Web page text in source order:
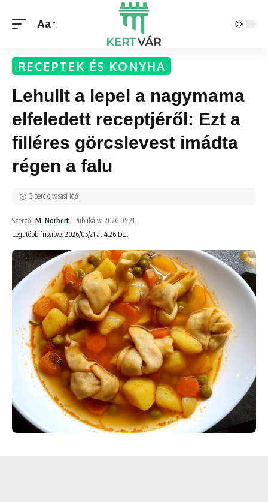
Aa
RECEPTEK ÉS KONYHA
Lehullt a lepel a nagymama
elfeledett receptjéről: Ezt a
filléres görcslevest imádta
régen a falu
Legutóbb frissítve: 2026/05/21 at 4:26 DU.
Szerző: M. Norbert Publikálva 2026.05.21.
3 perc olvasási idő